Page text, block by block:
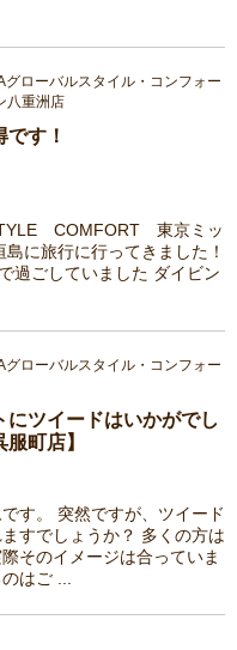
ローバルスタイル・コンフォー
八重洲店
す！
COMFORT 東京ミッ
に旅行に行ってきました！
過ごしていました ダイビン
ローバルスタイル・コンフォー
にツイードはいかがでし
町店】
す。 突然ですが、ツイード
すでしょうか？ 多くの方は
そのイメージは合っていま
はご ...